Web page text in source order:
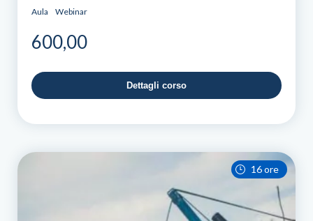
Aula Webinar
600,00
Dettagli corso
16 ore